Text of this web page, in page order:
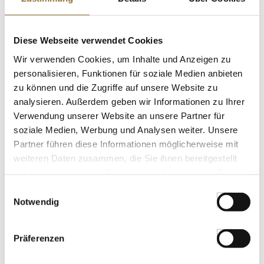
Diese Webseite verwendet Cookies
Wir verwenden Cookies, um Inhalte und Anzeigen zu
personalisieren, Funktionen für soziale Medien anbieten
zu können und die Zugriffe auf unsere Website zu
analysieren. Außerdem geben wir Informationen zu Ihrer
Verwendung unserer Website an unsere Partner für
soziale Medien, Werbung und Analysen weiter. Unsere
Partner führen diese Informationen möglicherweise mit
weiteren Daten zusammen, die Sie ihnen bereitgestellt
Notwendig
Präferenzen
St.
KENNZEICHNUNGEN U. SPEZIFIKATIONEN
Grill BBQ - Räucherchips aus Whisky
Eichenholz, 1 kg
Art.Nr.:41066
€ 10,40
Organic Japanese Brown Rice Miso,
braune Misopaste, Clearspring, BIO,